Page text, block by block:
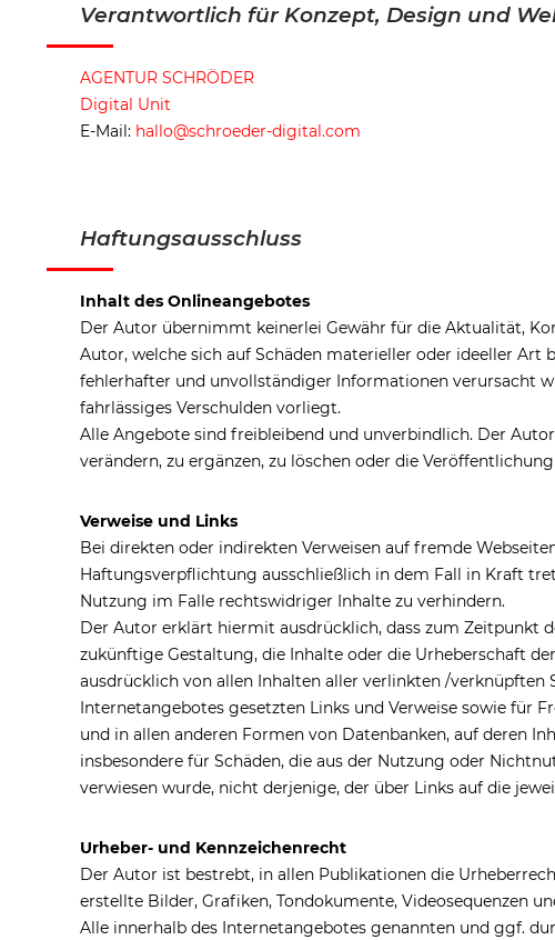
Verantwortlich für Konzept, Design und
AGENTUR SCHRÖDER
Digital Unit
E-Mail: hallo@schroeder-digital.com
Haftungsausschluss
Inhalt des Onlineangebotes
Der Autor übernimmt keinerlei Gewähr für die Aktualität,
Autor, welche sich auf Schäden materieller oder ideeller
fehlerhafter und unvollständiger Informationen verursacht
fahrlässiges Verschulden vorliegt.
Alle Angebote sind freibleibend und unverbindlich. Der
verändern, zu ergänzen, zu löschen oder die
Verweise und Links
Bei direkten oder indirekten Verweisen auf fremde
Haftungsverpflichtung ausschließlich in dem Fall in Kraft
Nutzung im Falle rechtswidriger Inhalte zu verhindern.
Der Autor erklärt hiermit ausdrücklich, dass zum Zeitpunkt
zukünftige Gestaltung, die Inhalte oder die Urheberschaft
ausdrücklich von allen Inhalten aller verlinkten /verknüpften
Internetangebotes gesetzten Links und Verweise sowie für
und in allen anderen Formen von Datenbanken, auf deren
insbesondere für Schäden, die aus der Nutzung oder
verwiesen wurde, nicht derjenige, der über Links auf die
Urheber- und Kennzeichenrecht
Der Autor ist bestrebt, in allen Publikationen die
erstellte Bilder, Grafiken, Tondokumente, Videosequenzen
Alle innerhalb des Internetangebotes genannten und ggf.